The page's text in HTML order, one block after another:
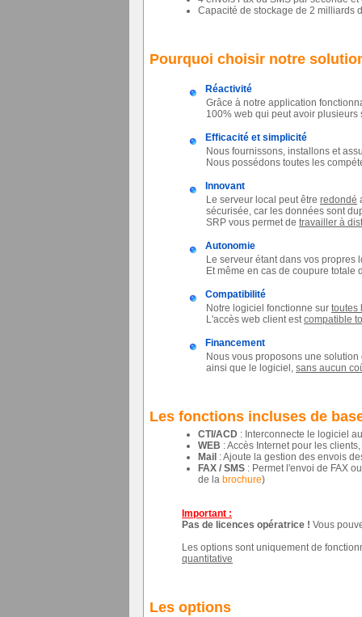
Capacité de stockage de 2 milliards
Pourquoi choisir notre
Réactivité
Grâce à notre application
100% web qui peut avoir
Efficacité et simplicité
Nous fournissons, installons et
Nous possédons toutes les
Innovant
Le serveur local peut être redondé
sécurisée, car les données sont
SRP vous permet de travailler à
Autonomie
Le serveur étant dans vos propres
Et même en cas de coupure totale
Compatibilité
Notre logiciel fonctionne sur toutes
L'accès web client estcompatible
Financement
Nous vous proposons une
ainsi que le logiciel, sans aucun
Les fonctions incluses de
CTI/ACD : Interconnecte le logiciel
WEB : Accès Internet pour les
Mail : Ajoute la gestion des envois
FAX / SMS : Permet l'envoi de FAX
de la brochure)
Important :
Pas de licences opératrice ! Vous
Les options sont uniquement de
quantitative
Les options